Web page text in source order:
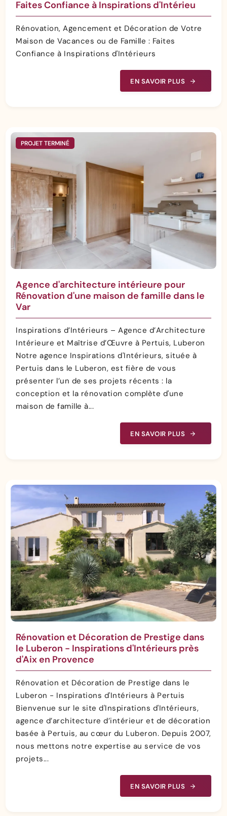
Faites Confiance à Inspirations d'Intérieu
Rénovation, Agencement et Décoration de Votre
Maison de Vacances ou de Famille : Faites
Confiance à Inspirations d'Intérieurs
EN SAVOIR PLUS
PROJET TERMINÉ
Agence d'architecture intérieure pour
Rénovation d'une maison de famille dans le
Var
Inspirations d’Intérieurs – Agence d’Architecture
Intérieure et Maîtrise d’Œuvre à Pertuis, Luberon
Notre agence Inspirations d'Intérieurs, située à
Pertuis dans le Luberon, est fière de vous
présenter l’un de ses projets récents : la
conception et la rénovation complète d'une
maison de famille à...
EN SAVOIR PLUS
Rénovation et Décoration de Prestige dans
le Luberon - Inspirations d'Intérieurs près
d'Aix en Provence
Rénovation et Décoration de Prestige dans le
Luberon - Inspirations d'Intérieurs à Pertuis
Bienvenue sur le site d'Inspirations d'Intérieurs,
agence d’architecture d’intérieur et de décoration
basée à Pertuis, au cœur du Luberon. Depuis 2007,
nous mettons notre expertise au service de vos
projets...
EN SAVOIR PLUS